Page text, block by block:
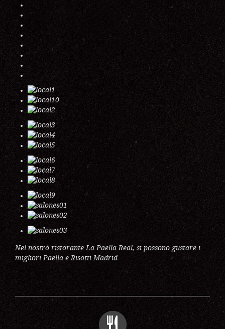
Nel nostro ristorante La Paella Real, si possono gustare i
migliori Paella e Risotti Madrid